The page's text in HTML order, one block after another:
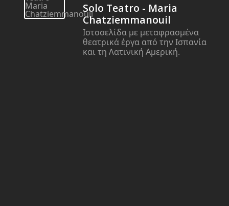
Solo Teatro - Maria
Chatziemmanouil
Ιστοσελίδα με μεταφρασμένα
θεατρικά έργα από την Ισπανία
και τη Λατινική Αμερική.